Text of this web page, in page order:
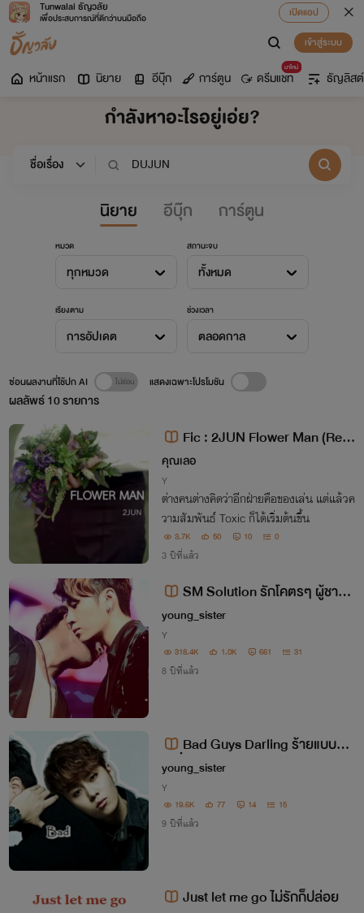
Tunwalai ธัญวลัย
เพื่อประสบการณ์ที่ดีกว่าบนมือถือ
เปิดแอป
เข้าสู่ระบบ
หน้าแรก นิยาย อีบุ๊ก การ์ตูน
มาใหม่
ดรีมแชท ธัญลิสต์
กำลังหาอะไรอยู่เอ่ย?
นิยาย อีบุ๊ก การ์ตูน
หมวด
ทุกหมวด
สถานะจบ
ทั้งหมด
เรียงตาม
การอัปเดต
ช่วงเวลา
ตลอดกาล
ผลลัพธ์10รายการ
ซ่อนผลงานที่ใช้ปก AI แสดงเฉพาะโปรโมชัน
Fic : 2JUN Flower Man (Re-
Write)
คุณเลอ
Y
ต่างคนต่างคิดว่าอีกฝ่ายคือของเล่น แต่แล้วค
วามสัมพันธ์ Toxic ก็ได้เริ่มต้นขึ้น
3.7K 50 10 0
3 ปีที่แล้ว
SM Solution รักโคตรๆ ผู้ชายข
องกู !!
young_sister
Y
318.4K 1.0K 661 31
8 ปีที่แล้ว
ฺBad Guys Darling ร้ายแบบนี้ นี่
แหละแฟนผม
young_sister
Y
19.6K 77 14 15
9 ปีที่แล้ว
Just let me go ไม่รักก็ปล่อย